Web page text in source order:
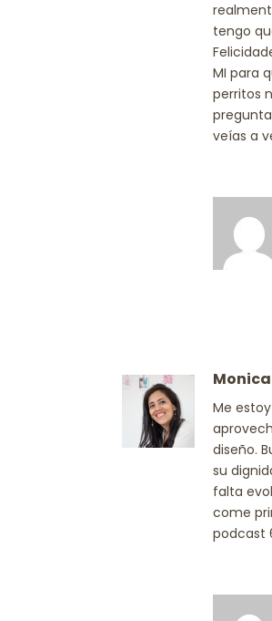
tengo
MI para
perritos
veías a
Monica
Me
diseño.
su
falta
come
podcast